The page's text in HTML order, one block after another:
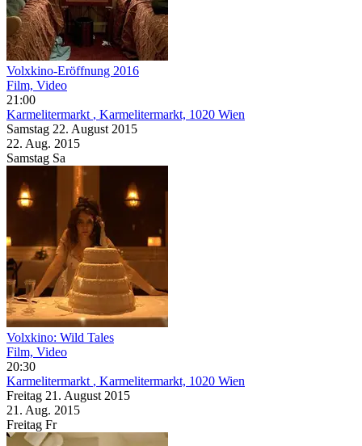
Volxkino-Eröffnung 2016
Film, Video
21:00
Karmelitermarkt , Karmelitermarkt, 1020 Wien
Samstag 22. August 2015
22. Aug. 2015
Samstag Sa
Volxkino: Wild Tales
Film, Video
20:30
Karmelitermarkt , Karmelitermarkt, 1020 Wien
Freitag 21. August 2015
21. Aug. 2015
Freitag Fr